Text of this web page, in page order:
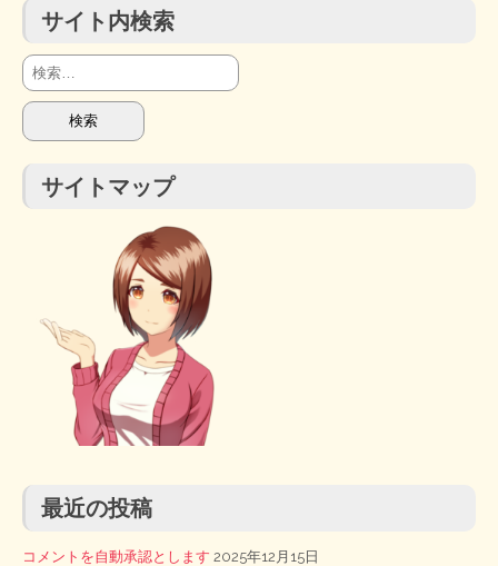
サイト内検索
検
索:
サイトマップ
最近の投稿
コメントを自動承認とします 2025年12月15日